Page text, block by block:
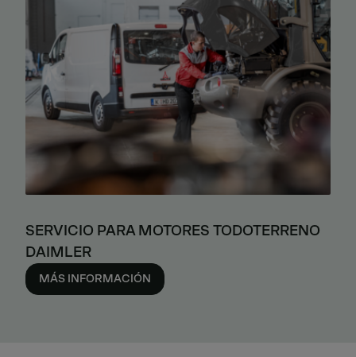
SERVICIO PARA MOTORES TODOTERRENO
DAIMLER
MÁS INFORMACIÓN